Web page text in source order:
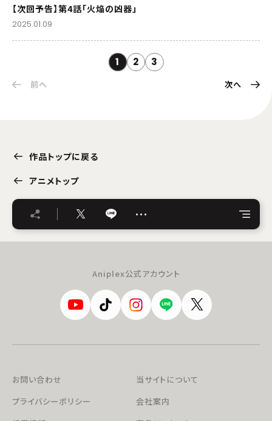
【次回予告】第4話「火焔の凶器」
2025.01.09
1 2 3
前へ 次へ
作品トップに戻る
アニメトップ
…
Aniplex公式アカウント
お問い合わせ
当サイトについて
プライバシーポリシー
会社案内